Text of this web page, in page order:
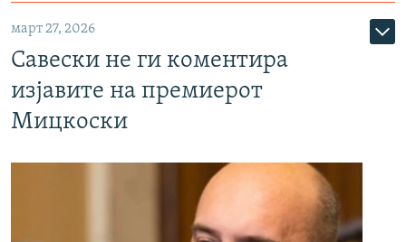
март 27, 2026
Савески не ги коментира
изјавите на премиерот
Мицкоски